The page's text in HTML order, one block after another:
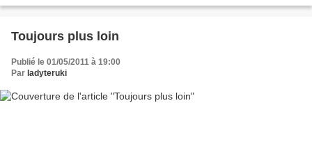
Toujours plus loin
Publié le 01/05/2011 à 19:00
Par ladyteruki